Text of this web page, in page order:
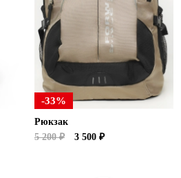
-33%
Рюкзак
5 200 ₽
3 500 ₽